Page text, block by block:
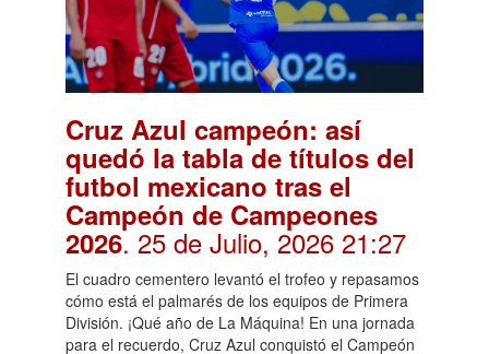
Cruz Azul campeón: así
quedó la tabla de títulos del
futbol mexicano tras el
Campeón de Campeones
2026. 25 de Julio, 2026 21:27
El cuadro cementero levantó el trofeo y repasamos
cómo está el palmarés de los equipos de Primera
División. ¡Qué año de La Máquina! En una jornada
para el recuerdo, Cruz Azul conquistó el Campeón